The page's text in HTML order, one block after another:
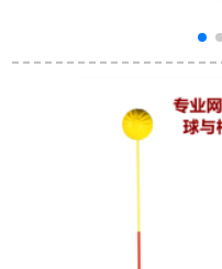
の皮を持つグリップ
H/Wブラウンです。
耗耐
個セッ